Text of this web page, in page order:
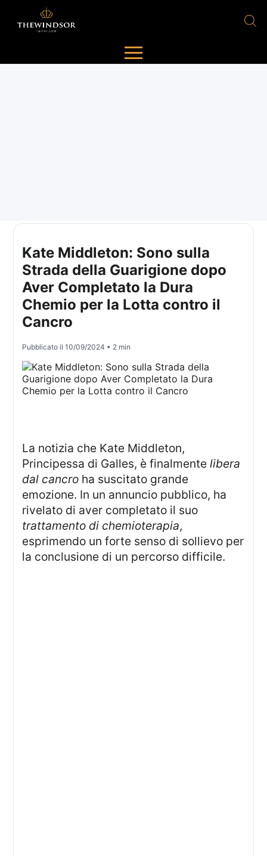
Kate Middleton: Sono sulla
Strada della Guarigione dopo
Aver Completato la Dura
Chemio per la Lotta contro il
Cancro
Pubblicato il10/09/2024 • 2 min
La notizia che Kate Middleton,
Principessa di Galles, è finalmentelibera
dal cancro ha suscitato grande
emozione. In un annuncio pubblico, ha
rivelato di aver completato il suo
trattamento di chemioterapia,
esprimendo un forte senso di sollievo per
la conclusione di un percorso difficile.